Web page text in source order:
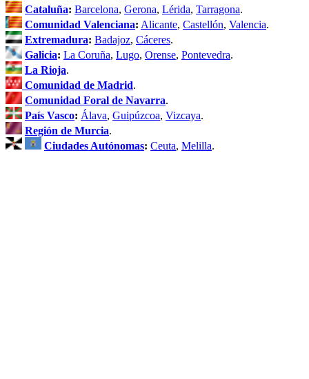
Cataluña: Barcelona, Gerona, Lérida, Tarragona.
Comunidad Valenciana: Alicante, Castellón, Valencia.
Extremadura: Badajoz, Cáceres.
Galicia: La Coruña, Lugo, Orense, Pontevedra.
La Rioja.
Comunidad de Madrid.
Comunidad Foral de Navarra.
País Vasco: Álava, Guipúzcoa, Vizcaya.
Región de Murcia.
Ciudades Autónomas: Ceuta, Melilla.